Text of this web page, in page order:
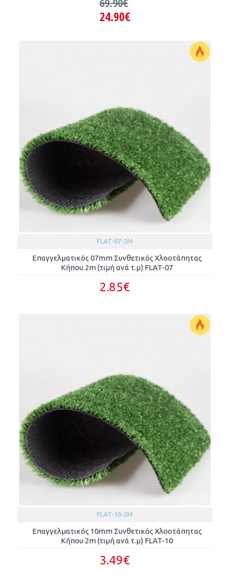
24.90€
FLAT-07-2M
Επαγγελματικός 07mm Συνθετικός Χλοοτάπητας
Κήπου 2m (τιμή ανά τ.μ) FLAT-07
2.85€
FLAT-10-2M
Επαγγελματικός 10mm Συνθετικός Χλοοτάπητας
Κήπου 2m (τιμή ανά τ.μ) FLAT-10
3.49€